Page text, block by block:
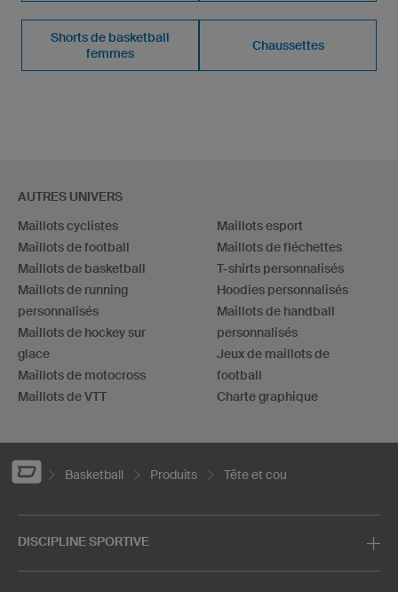
Shorts de basketball
femmes
Chaussettes
AUTRES UNIVERS
Maillots cyclistes
Maillots de football
Maillots de basketball
Maillots de running
personnalisés
Maillots de hockey sur
glace
Maillots de motocross
Maillots de VTT
Maillots esport
Maillots de fléchettes
T-shirts personnalisés
Hoodies personnalisés
Maillots de handball
personnalisés
Jeux de maillots de
football
Charte graphique
Basketball Produits Tête et cou
DISCIPLINE SPORTIVE